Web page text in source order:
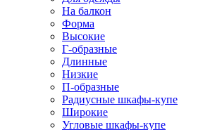
На балкон
Форма
Высокие
Г-образные
Длинные
Низкие
П-образные
Радиусные шкафы-купе
Широкие
Угловые шкафы-купе